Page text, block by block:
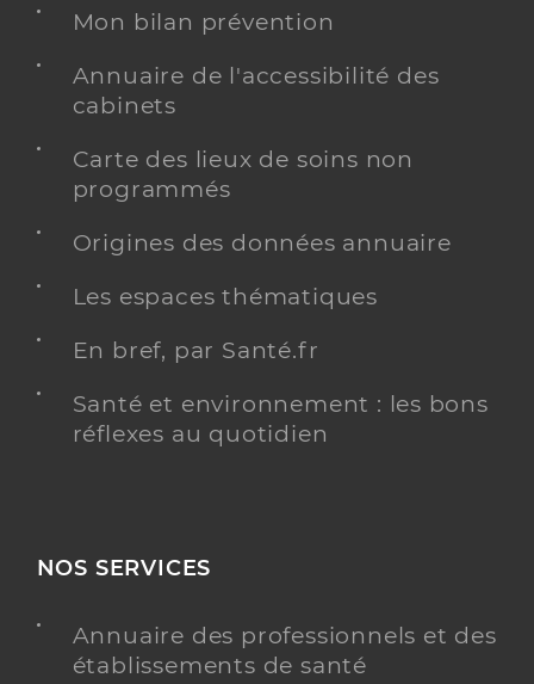
Mon bilan prévention
Annuaire de l'accessibilité des
cabinets
Carte des lieux de soins non
programmés
Origines des données annuaire
Les espaces thématiques
En bref, par Santé.fr
Santé et environnement : les bons
réflexes au quotidien
NOS SERVICES
Annuaire des professionnels et des
établissements de santé